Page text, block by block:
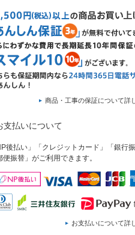
商品・工事の保証について詳
支払いについて
後払い」「クレジットカード」「銀行振
便振替」がご利用できます。
お支払いについて詳